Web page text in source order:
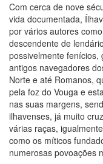
Com cerca de nove
vida documentada,
por vários autores
descendente de
possivelmente fenícios,
antigos navegadores
Norte e até Romanos,
pela foz do Vouga e
nas suas margens,
ilhavenses, já muito
várias raças,
como os míticos
numerosas povoações